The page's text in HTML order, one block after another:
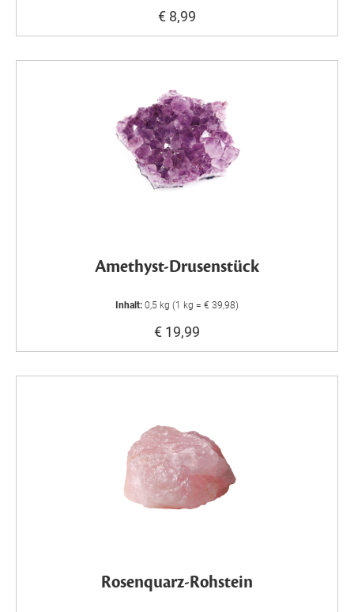
€ 8,99
Amethyst-Drusenstück
Inhalt: 0,5 kg (1 kg = € 39,98)
€ 19,99
Rosenquarz-Rohstein